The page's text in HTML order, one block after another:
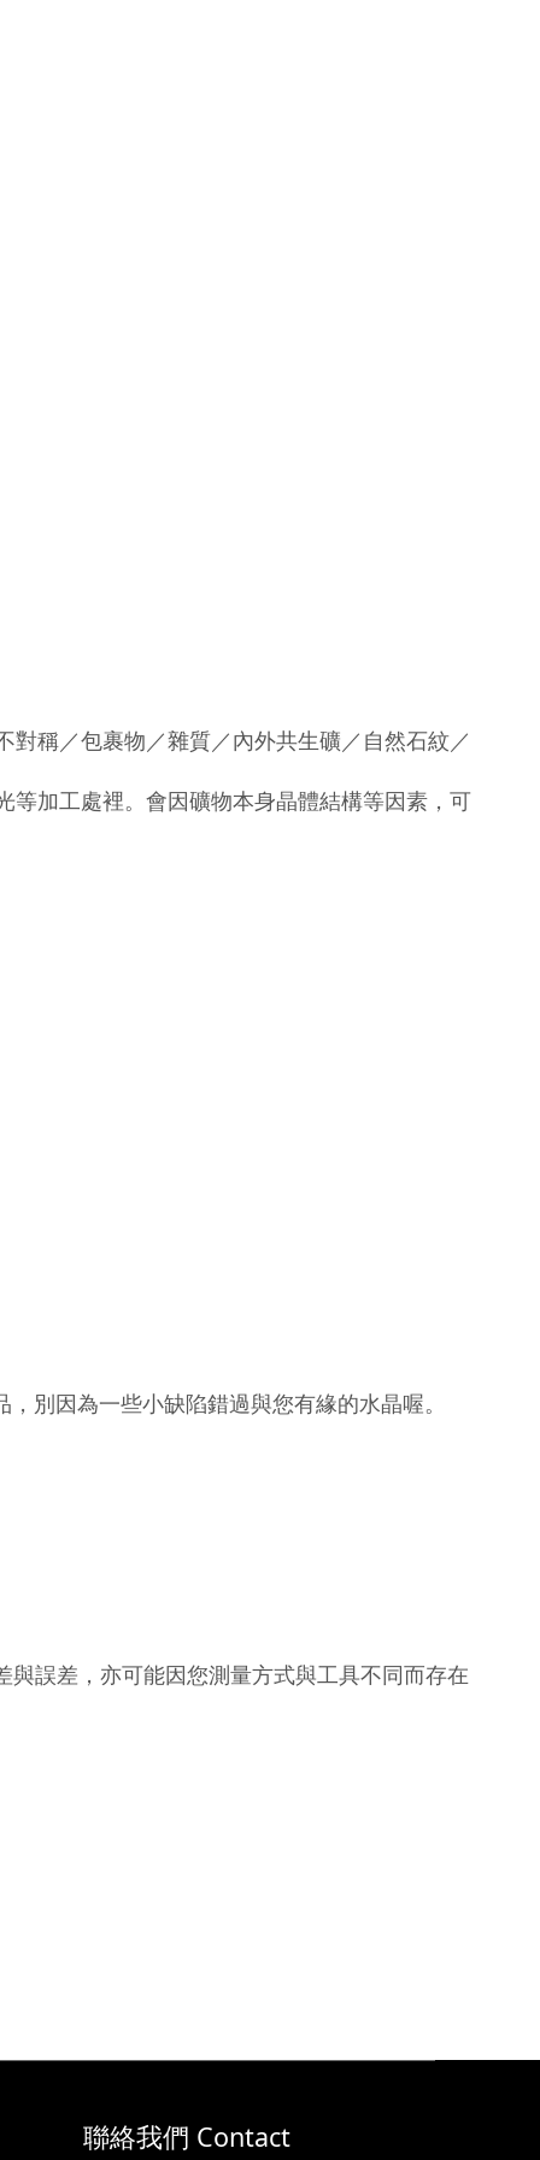
稱／包裹物／雜質／內外共生礦／自然石紋／
加工處裡。會因礦物本身晶體結構等因素，可
別因為一些小缺陷錯過與您有緣的水晶喔。
誤差，亦可能因您測量方式與工具不同而存在
聯絡我們 Contact